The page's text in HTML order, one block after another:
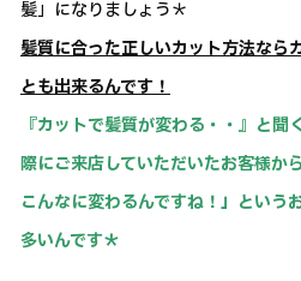
髪」になりましょう＊
髪質に合った正しいカット方法なら
とも出来るんです！
『カットで髪質が変わる・・』と
際にご来店していただいたお客様か
こんなに変わるんですね！」という
多いんです＊